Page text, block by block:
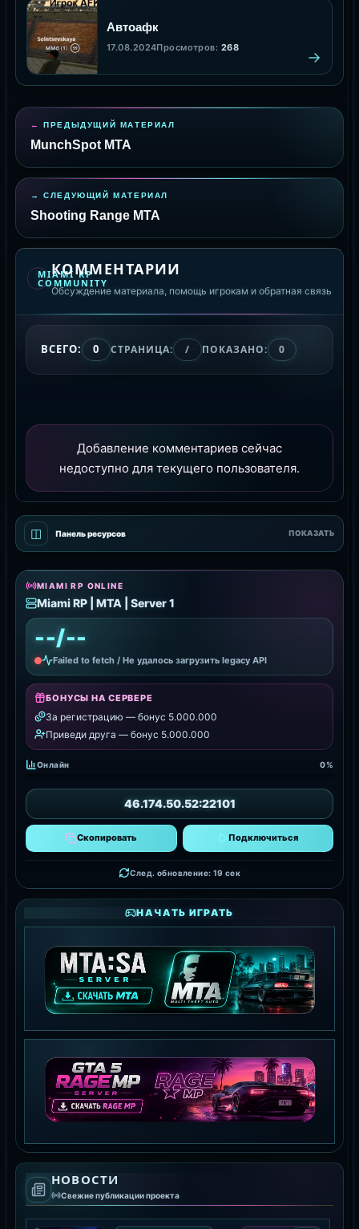
◫ Панель ресурсов ПОКАЗАТЬ
MIAMI RP ONLINE
Miami RP | MTA | Server 1
--/--
Failed to fetch / Не удалось загрузить legacy API
БОНУСЫ НА СЕРВЕРЕ
За регистрацию — бонус 5.000.000
Приведи друга — бонус 5.000.000
Онлайн 0%
46.174.50.52:22101
Скопировать Подключиться
След. обновление: 18 сек
НАЧАТЬ ИГРАТЬ
MTA:SA SERVER
СКАЧАТЬ MTA
GTA 5 RAGE MP
СКАЧАТЬ RAGE MP
НОВОСТИ
Свежие публикации проекта
Автоафк
17.08.2024Просмотров: 268
ПРЕДЫДУЩИЙ МАТЕРИАЛ
MunchSpot MTA
СЛЕДУЮЩИЙ МАТЕРИАЛ
Shooting Range MTA
MIAMI RP
COMMUNITY
КОММЕНТАРИИ
Обсуждение материала, помощь игрокам и обратная связь
ВСЕГО: 0 СТРАНИЦА: / ПОКАЗАНО: 0
Добавление комментариев сейчас
недоступно для текущего пользователя.